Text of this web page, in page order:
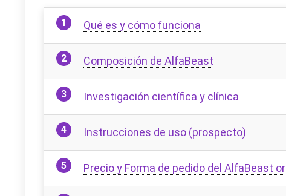
Qué es y cómo funciona
Composición de AlfaBeast
Investigación científica y clínica
Instrucciones de uso (prospecto)
Precio y Forma de pedido del AlfaBeast